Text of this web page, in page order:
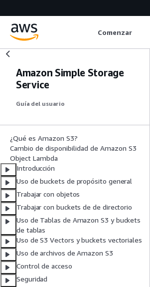
Comenzar
Amazon Simple Storage
Service
Guía del usuario
¿Qué es Amazon S3?
Cambio de disponibilidad de Amazon S3
Object Lambda
Introducción
Uso de buckets de propósito general
Trabajar con objetos
Trabajar con buckets de de directorio
Uso de Tablas de Amazon S3 y buckets
de tablas
Uso de S3 Vectors y buckets vectoriales
Uso de archivos de Amazon S3
Control de acceso
Seguridad